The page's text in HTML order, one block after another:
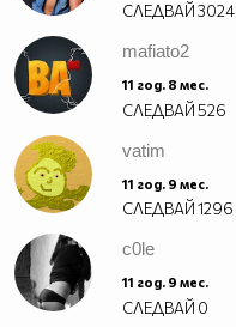
СЛЕДВАЙ3024
mafiato2
11 год. 8 мес.
СЛЕДВАЙ526
vatim
11 год. 9 мес.
СЛЕДВАЙ1296
c0le
11 год. 9 мес.
СЛЕДВАЙ 0